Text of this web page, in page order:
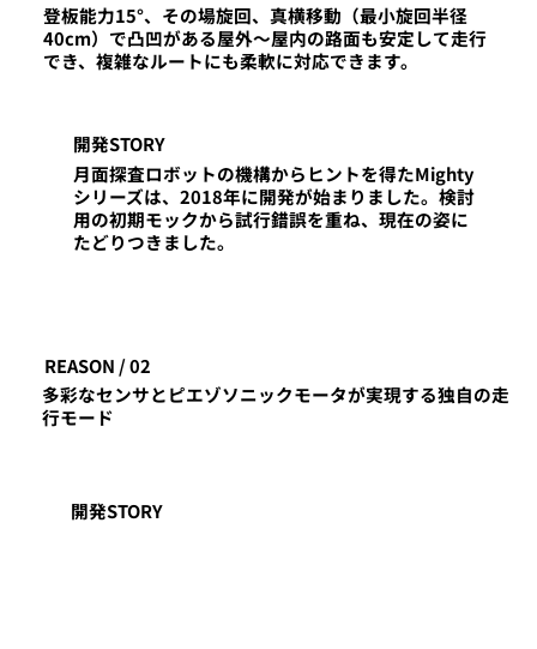
登板能力15°、その場旋回、真横移動（最小旋回半径
40cm）で凸凹がある屋外～屋内の路面も安定して走行
でき、複雑なルートにも柔軟に対応できます。
月面探査ロボットの機構からヒントを得たMighty
シリーズは、2018年に開発が始まりました。検討
用の初期モックから試行錯誤を重ね、現在の姿に
たどりつきました。
開発STORY
REASON / 02
多彩なセンサとピエゾソニックモータが実現する独自の走
行モード
開発STORY